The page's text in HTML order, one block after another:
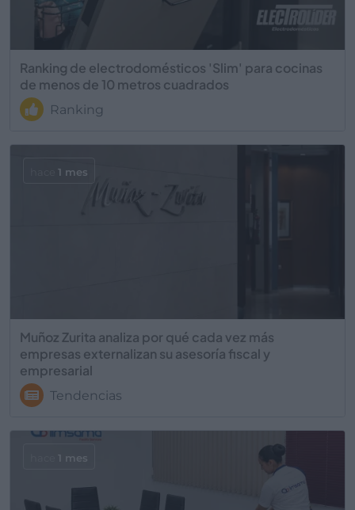
Ranking de electrodomésticos 'Slim' para cocinas
de menos de 10 metros cuadrados
Ranking
Muñoz Zurita analiza por qué cada vez más
empresas externalizan su asesoría fiscal y
empresarial
Tendencias
1 mes
1 mes